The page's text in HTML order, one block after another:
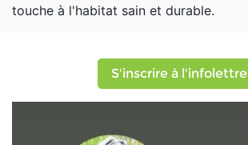
touche à l'habitat sain et durable.
S'inscrire à l'infolettre